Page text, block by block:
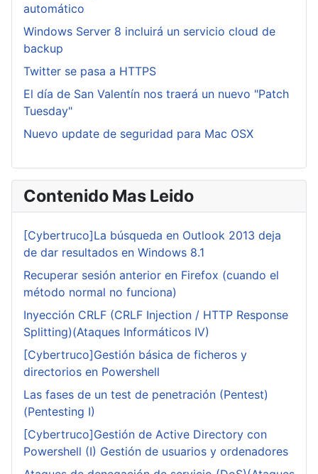
automático
Windows Server 8 incluirá un servicio cloud de
backup
Twitter se pasa a HTTPS
El día de San Valentín nos traerá un nuevo "Patch
Tuesday"
Nuevo update de seguridad para Mac OSX
Contenido Mas Leido
[Cybertruco]La búsqueda en Outlook 2013 deja
de dar resultados en Windows 8.1
Recuperar sesión anterior en Firefox (cuando el
método normal no funciona)
Inyección CRLF (CRLF Injection / HTTP Response
Splitting)(Ataques Informáticos IV)
[Cybertruco]Gestión básica de ficheros y
directorios en Powershell
Las fases de un test de penetración (Pentest)
(Pentesting I)
[Cybertruco]Gestión de Active Directory con
Powershell (I) Gestión de usuarios y ordenadores